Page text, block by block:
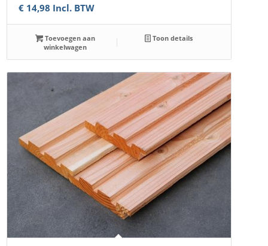
€ 14,98 Incl. BTW
Toevoegen aan
winkelwagen
Toon details